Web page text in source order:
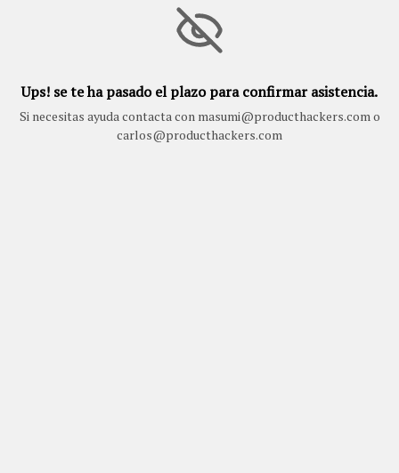
Ups! se te ha pasado el plazo para confirmar asistencia.
Si necesitas ayuda contacta con masumi@producthackers.com o
carlos@producthackers.com